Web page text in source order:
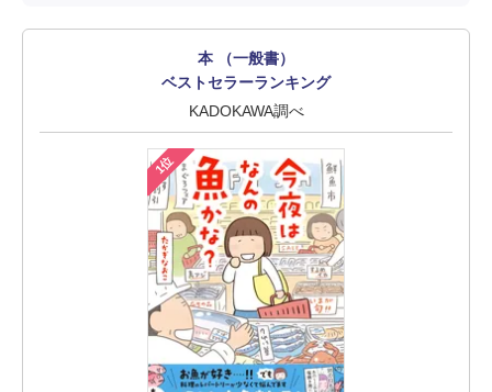
本 （一般書）
ベストセラーランキング
KADOKAWA調べ
1位